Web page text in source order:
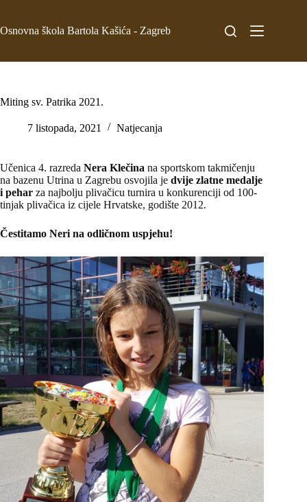
Osnovna škola Bartola Kašića - Zagreb
Miting sv. Patrika 2021.
7 listopada, 2021 Natjecanja
Učenica 4. razreda Nera Klečina na sportskom takmičenju
na bazenu Utrina u Zagrebu osvojila je dvije zlatne medalje
i pehar za najbolju plivačicu turnira u konkurenciji od 100-
tinjak plivačica iz cijele Hrvatske, godište 2012.
Čestitamo Neri na odličnom uspjehu!